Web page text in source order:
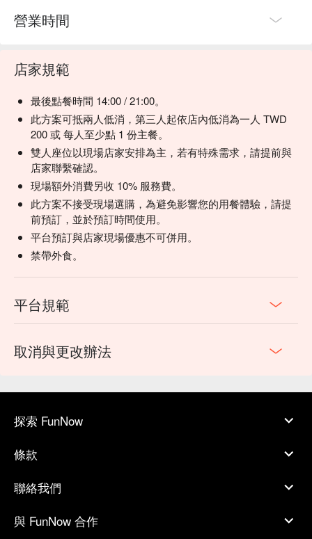
營業時間
店家規範
最後點餐時間 14:00 / 21:00。
此方案可抵兩人低消，第三人起依店內低消為一人 TWD
200 或 每人至少點 1 份主餐。
雙人座位以現場店家安排為主，若有特殊需求，請提前與
店家聯繫確認。
現場額外消費另收 10% 服務費。
此方案不接受現場選購，為避免影響您的用餐體驗，請提
前預訂，並於預訂時間使用。
平台預訂與店家現場優惠不可併用。
禁帶外食。
平台規範
取消與更改辦法
探索 FunNow
條款
聯絡我們
與 FunNow 合作